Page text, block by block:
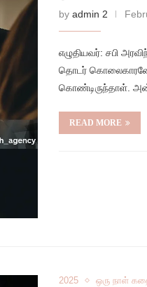
by admin 2
எழுதியவர்: சபி
தொடர்
கொண்டிருந்தாள்.
READ MORE
2025 ஒரு நாள்